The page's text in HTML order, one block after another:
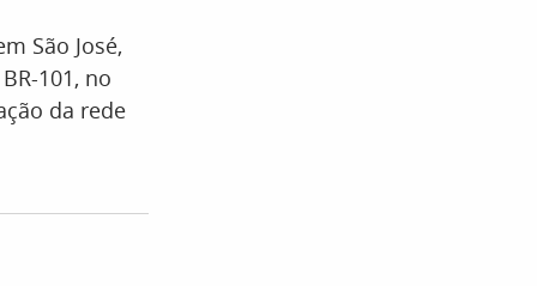
São José,
101, no
da rede